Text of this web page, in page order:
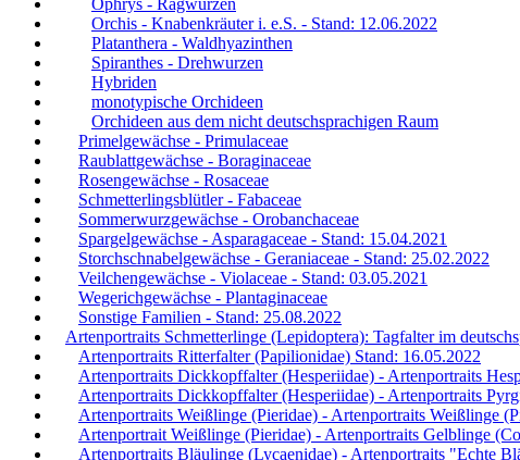
Orchis - Knabenkräuter i. e.S. - Stand: 12.06.2022
Platanthera - Waldhyazinthen
Spiranthes - Drehwurzen
Hybriden
monotypische Orchideen
Orchideen aus dem nicht deutschsprachigen Raum
Primelgewächse - Primulaceae
Raublattgewächse - Boraginaceae
Rosengewächse - Rosaceae
Schmetterlingsblütler - Fabaceae
Sommerwurzgewächse - Orobanchaceae
Spargelgewächse - Asparagaceae - Stand: 15.04.2021
Storchschnabelgewächse - Geraniaceae - Stand: 25.02.2022
Veilchengewächse - Violaceae - Stand: 03.05.2021
Wegerichgewächse - Plantaginaceae
Sonstige Familien - Stand: 25.08.2022
Artenportraits Schmetterlinge (Lepidoptera): Tagfalter im
Artenportraits Ritterfalter (Papilionidae) Stand: 16.05.2022
Artenportraits Dickkopffalter (Hesperiidae) - Artenportraits
Artenportraits Dickkopffalter (Hesperiidae) - Artenportraits
Artenportraits Weißlinge (Pieridae) - Artenportraits Weißlinge
Artenportrait Weißlinge (Pieridae) - Artenportraits Gelblinge
Artenportraits Bläulinge (Lycaenidae) - Artenportraits "Echte